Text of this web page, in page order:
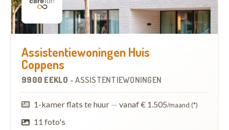
Assistentiewoningen Huis
Coppens
9900 EEKLO -ASSISTENTIEWONINGEN
1-kamer flats te huur — vanaf € 1.505/maand (*)
11 foto's